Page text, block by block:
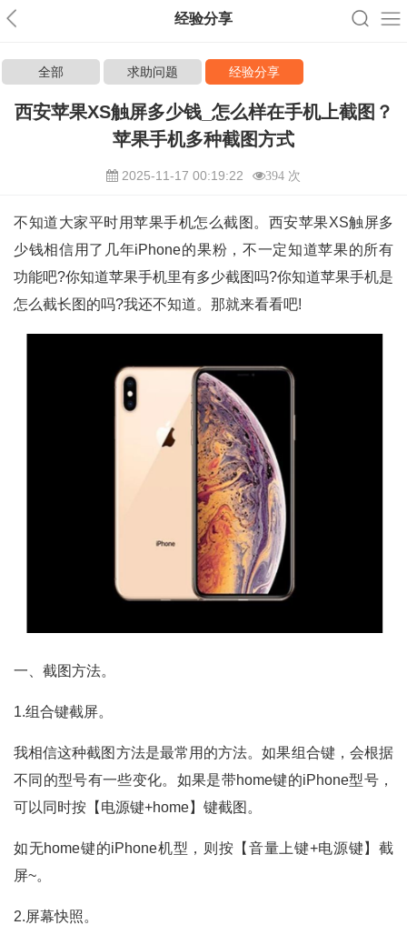
经验分享
全部 求助问题 经验分享
西安苹果XS触屏多少钱_怎么样在手机上截图？
苹果手机多种截图方式
2025-11-17 00:19:22 394 次
不知道大家平时用苹果手机怎么截图。西安苹果XS触屏多
少钱相信用了几年iPhone的果粉，不一定知道苹果的所有
功能吧?你知道苹果手机里有多少截图吗?你知道苹果手机是
怎么截长图的吗?我还不知道。那就来看看吧!
一、截图方法。
1.组合键截屏。
我相信这种截图方法是最常用的方法。如果组合键，会根据
不同的型号有一些变化。如果是带home键的iPhone型号，
可以同时按【电源键+home】键截图。
如无home键的iPhone机型，则按【音量上键+电源键】截
屏~。
2.屏幕快照。